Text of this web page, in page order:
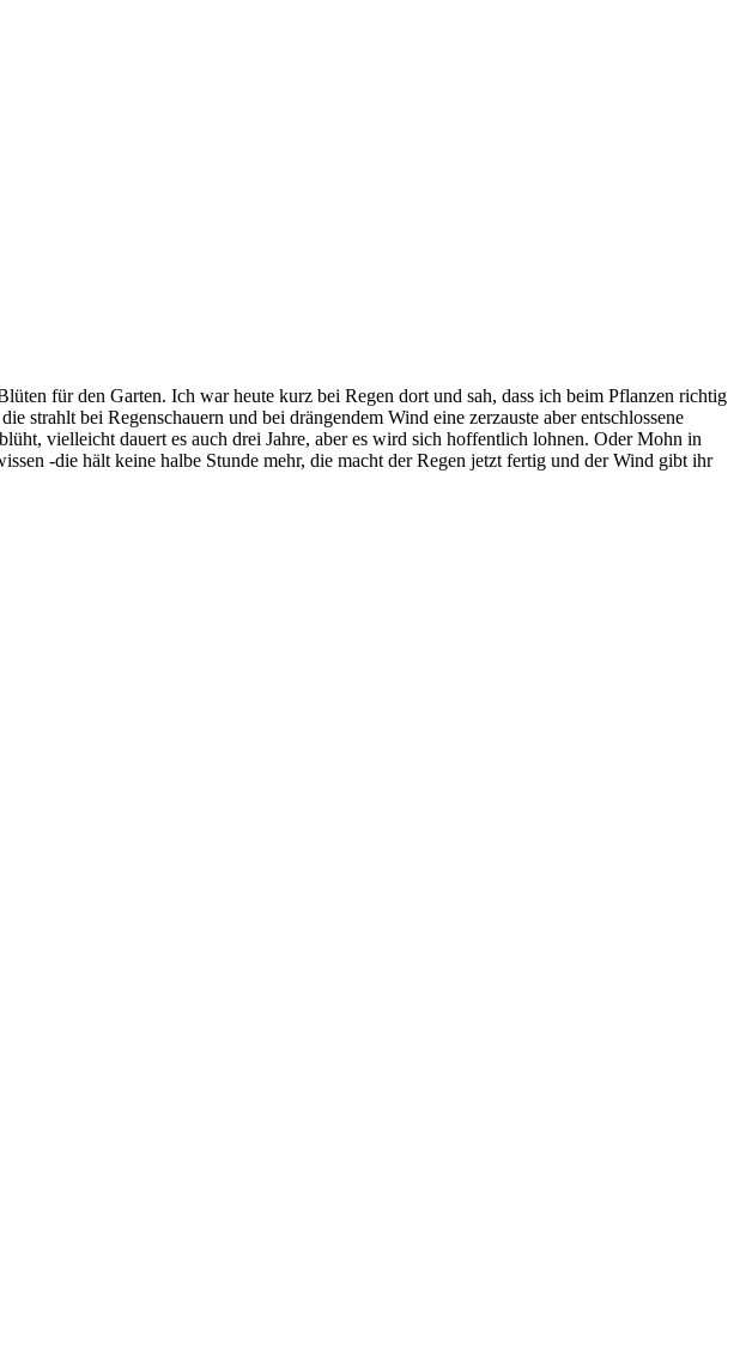
für den Garten. Ich war heute kurz bei Regen dort und sah, dass ich beim Pflanzen richtig
bei Regenschauern und bei drängendem Wind eine zerzauste aber entschlossene
vielleicht dauert es auch drei Jahre, aber es wird sich hoffentlich lohnen. Oder Mohn in
-die hält keine halbe Stunde mehr, die macht der Regen jetzt fertig und der Wind gibt ihr